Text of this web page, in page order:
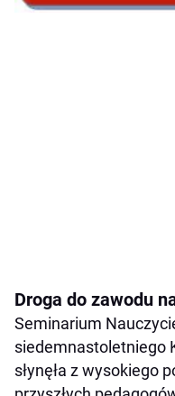
Droga do zawodu
Seminarium
siedemnastoletniego
słynęła z wysokiego